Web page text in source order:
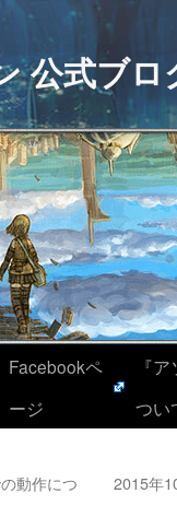
公式ブロ
Facebookペ
ージ
『
つい
動作につ
2015年